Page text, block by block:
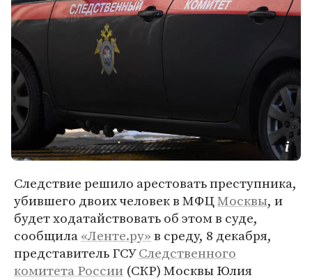
Следствие решило арестовать преступника,
убившего двоих человек в МФЦМосквы, и
будет ходатайствовать об этом в суде,
сообщила«Ленте.ру»в среду, 8 декабря,
представитель ГСУСледственного
комитета России (СКР) Москвы Юлия